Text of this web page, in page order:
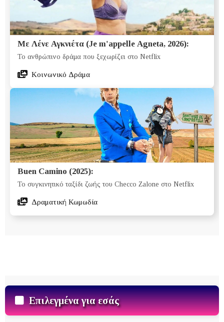
Με Λένε Αγκνιέτα (Je m'appelle Agneta, 2026):
Το ανθρώπινο δράμα που ξεχωρίζει στο Netflix
Κοινωνικό Δράμα
Buen Camino (2025):
Το συγκινητικό ταξίδι ζωής του Checco Zalone στο Netflix
Δραματική Κωμωδία
Επιλεγμένα για εσάς